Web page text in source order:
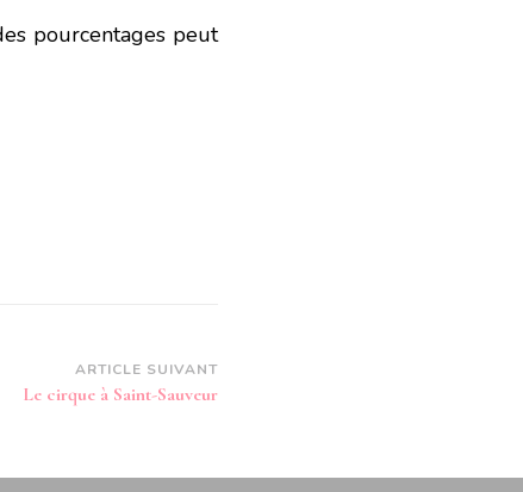
pourcentages peut
ARTICLE SUIVANT
Le cirque à Saint-Sauveur